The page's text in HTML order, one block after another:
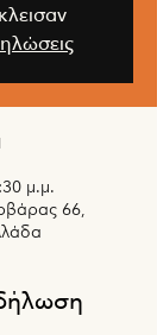
μ.μ.
66,